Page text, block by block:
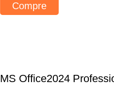
Compre
MS Office2024